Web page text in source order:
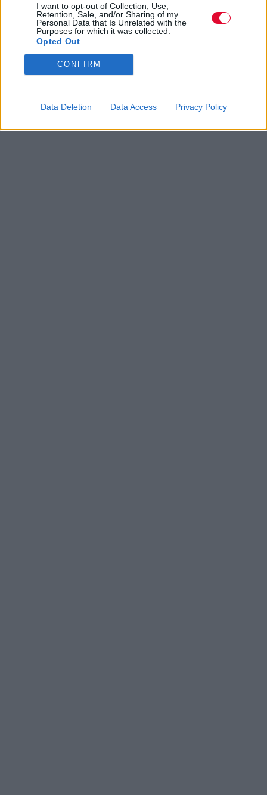
I want to opt-out of Collection, Use,
Retention, Sale, and/or Sharing of my
Personal Data that Is Unrelated with the
Purposes for which it was collected.
Opted Out
CONFIRM
Data Deletion Data Access Privacy Policy